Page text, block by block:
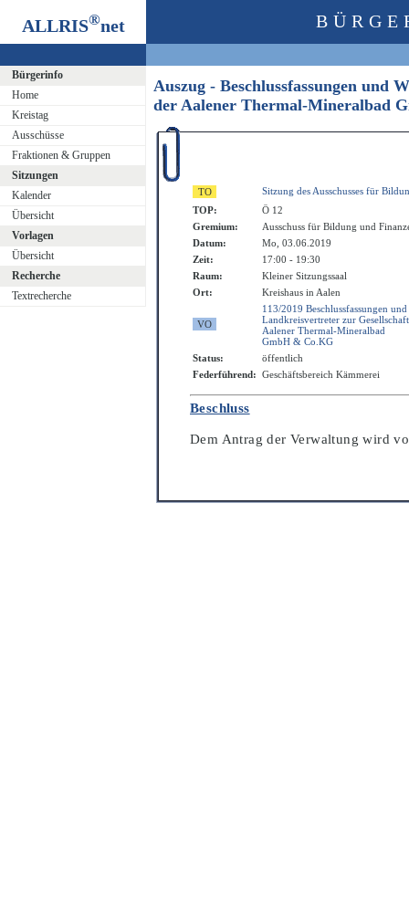
ALLRIS®net
Bürgerinfo
Home
Kreistag
Ausschüsse
Fraktionen & Gruppen
Sitzungen
Kalender
Übersicht
Vorlagen
Übersicht
Recherche
Textrecherche
Auszug - Beschlussfassungen und
der Aalener Thermal-Mineralbad
Sitzung des Ausschusses für
TOP:
Ö 12
Gremium:
Ausschuss für Bildung und
Datum:
Mo, 03.06.2019
Zeit:
17:00 - 19:30
Raum:
Kleiner Sitzungssaal
Ort:
Kreishaus in Aalen
113/2019 Beschlussfassungen
Landkreisvertreter zur
Aalener Thermal-Mineralbad
GmbH & Co.KG
Status:
öffentlich
Federführend: Geschäftsbereich Kämmerei
Beschluss
Dem Antrag der Verwaltung wird